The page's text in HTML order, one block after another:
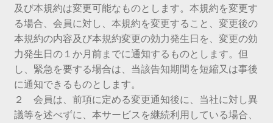
及び本規約は変更可能なものとします。本規約を変更す
る場合、会員に対し、本規約を変更すること、変更後の
本規約の内容及び本規約変更の効力発生日を、変更の効
力発生日の１か月前までに通知するものとします。但
し、緊急を要する場合は、当該告知期間を短縮又は事後
に通知できるものとします。
２ 会員は、前項に定める変更通知後に、当社に対し異
議等を述べずに、本サービスを継続利用している場合、